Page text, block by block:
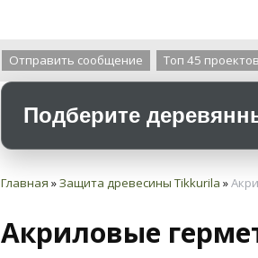
Отправить сообщение Топ 45 проектов
Подберите
Главная »Защита древесины Tikkurila »
Акриловые